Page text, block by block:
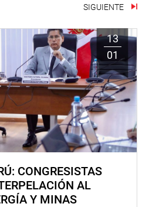
SIGUIENTE
13
01
CONGRESISTAS
AL
Y MINAS